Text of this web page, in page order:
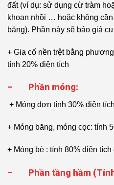
đất (ví dụ: sử dụng cừ tràm
khoan nhồi … hoặc không
băng). Phần này sẽ báo giá
+ Gia cố nền trệt bằng
tính 20% diện tích
– Phần móng:
+ Móng đơn tính 30% diện
+ Móng băng, móng cọc: tính
+ Móng bè : tính 80% diện tích
– Phần tầng hầm